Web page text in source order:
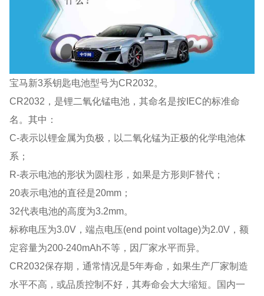
宝马新3系钥匙电池型号为CR2032。
CR2032，是锂二氧化锰电池，其命名是按IEC的标准命
名。其中：
C-表示以锂金属为负极，以二氧化锰为正极的化学电池体
系；
R-表示电池的形状为圆柱形，如果是方形则F替代；
20表示电池的直径是20mm；
32代表电池的高度为3.2mm。
标称电压为3.0V，端点电压(end point voltage)为2.0V，额
定容量为200-240mAh不等，因厂家水平而异。
CR2032保存期，通常情况是5年寿命，如果生产厂家制造
水平不高，或品质控制不好，其寿命会大大缩短。国内一